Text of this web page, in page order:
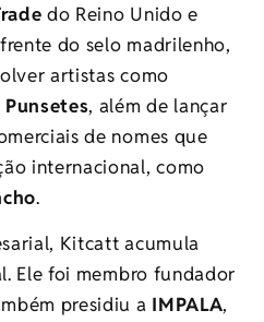
do Reino Unido e
do selo madrilenho,
artistas como
Punsetes, além de lançar
de nomes que
internacional, como
.
Kitcatt acumula
Ele foi membro fundador
presidiu a IMPALA,